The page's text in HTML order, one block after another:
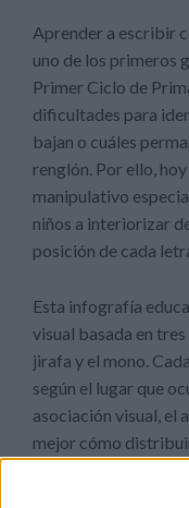
Aprender a escribir
uno de los primeros
Primer Ciclo de
dificultades para
bajan o cuáles
renglón. Por ello,
manipulativo
niños a interiorizar
posición de cada
Esta infografía
visual basada en
jirafa y el mono.
según el lugar que
asociación visual, el
mejor cómo